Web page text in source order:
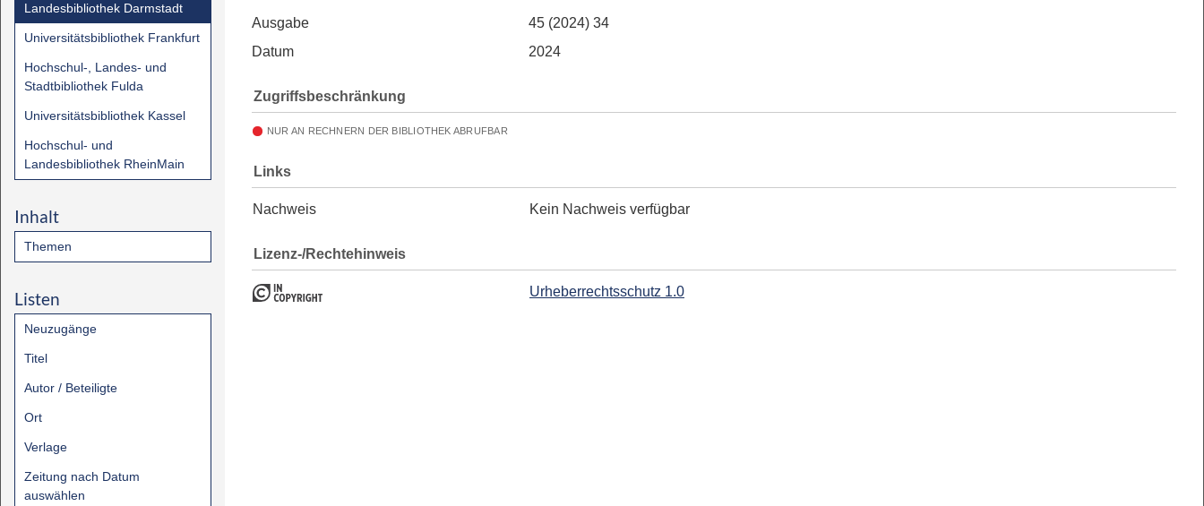
Landesbibliothek Darmstadt
Universitätsbibliothek Frankfurt
Hochschul-, Landes- und
Stadtbibliothek Fulda
Universitätsbibliothek Kassel
Hochschul- und
Landesbibliothek RheinMain
Inhalt
Themen
Listen
Neuzugänge
Titel
Autor / Beteiligte
Ort
Verlage
Zeitung nach Datum
auswählen
Ausgabe
45 (2024) 34
Datum
2024
Zugriffsbeschränkung
NUR AN RECHNERN DER BIBLIOTHEK ABRUFBAR
Links
Nachweis Kein Nachweis verfügbar
Lizenz-/Rechtehinweis
Urheberrechtsschutz 1.0